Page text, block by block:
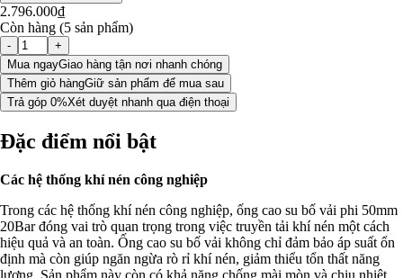
2.796.000₫
Còn hàng (5 sản phẩm)
-
+
Mua ngayGiao hàng tận nơi nhanh chóng
Thêm giỏ hàngGiữ sản phẩm để mua sau
Trả góp 0%Xét duyệt nhanh qua điện thoại
Đặc điểm nổi bật
Các hệ thống khí nén công nghiệp
Trong các hệ thống khí nén công nghiệp, ống cao su bố vải phi 50mm
20Bar đóng vai trò quan trọng trong việc truyền tải khí nén một cách
hiệu quả và an toàn. Ống cao su bố vải không chỉ đảm bảo áp suất ổn
định mà còn giúp ngăn ngừa rò rỉ khí nén, giảm thiểu tổn thất năng
lượng. Sản phẩm này còn có khả năng chống mài mòn và chịu nhiệt